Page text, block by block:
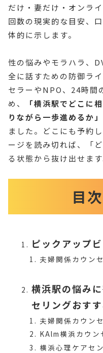
だけ・妻だけ・オンラ
回数の現実的な目安、
体的に示します。
性の悩みやモラハラ、
全に話すための防御ラ
セラーやNPO、24時間
め、
「横浜駅でどこに
りながら一歩進めるか」
ました。どこにも予約
ージを読み切れば、「
る状態から抜け出せます
目次
ピックアップ
夫婦関係カウン
横浜駅の悩み
セリングおす
夫婦関係カウン
KAlm横浜カウン
横浜心理ケアセ